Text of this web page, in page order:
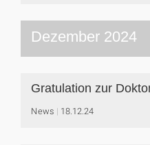
Dezember 2024
Gratulation zur
News 18.12.24